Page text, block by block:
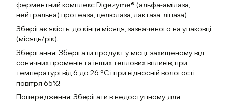
ферментний комплекс Digezyme® (альфа-амілаза,
нейтральна) протеаза, целюлаза, лактаза, ліпаза)
Зберігає якість: до кінця місяця, зазначеного на упаковці
(місяць/рік).
Зберігання: Зберігати продукт у місці, захищеному від
сонячних променів та інших теплових впливів, при
температурі від 6 до 26 °C і при відносній вологості
повітря 65%!
Попередження: Зберігати в недоступному для